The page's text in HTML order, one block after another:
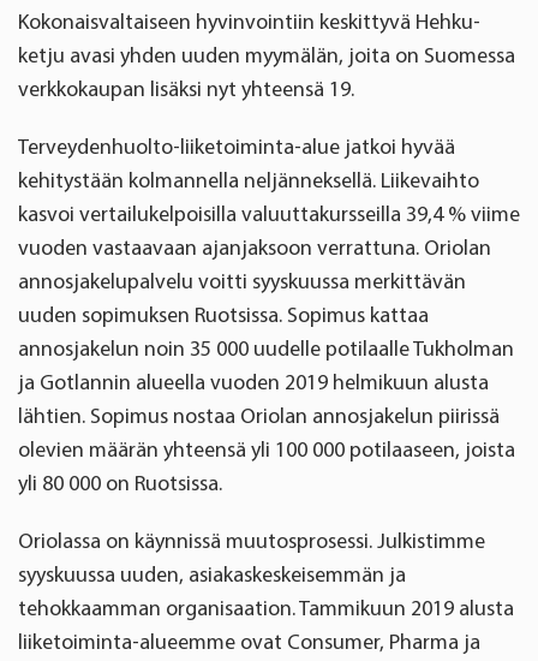
Kokonaisvaltaiseen hyvinvointiin keskittyvä Hehku-
ketju avasi yhden uuden myymälän, joita on Suomessa
verkkokaupan lisäksi nyt yhteensä 19.
Terveydenhuolto-liiketoiminta-alue jatkoi hyvää
kehitystään kolmannella neljänneksellä. Liikevaihto
kasvoi vertailukelpoisilla valuuttakursseilla 39,4 % viime
vuoden vastaavaan ajanjaksoon verrattuna. Oriolan
annosjakelupalvelu voitti syyskuussa merkittävän
uuden sopimuksen Ruotsissa. Sopimus kattaa
annosjakelun noin 35 000 uudelle potilaalle Tukholman
ja Gotlannin alueella vuoden 2019 helmikuun alusta
lähtien. Sopimus nostaa Oriolan annosjakelun piirissä
olevien määrän yhteensä yli 100 000 potilaaseen, joista
yli 80 000 on Ruotsissa.
Oriolassa on käynnissä muutosprosessi. Julkistimme
syyskuussa uuden, asiakaskeskeisemmän ja
tehokkaamman organisaation. Tammikuun 2019 alusta
liiketoiminta-alueemme ovat Consumer, Pharma ja